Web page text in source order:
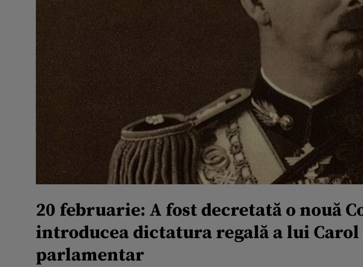
20 februarie: A fost decretată o nouă
introducea dictatura regală a lui
parlamentar